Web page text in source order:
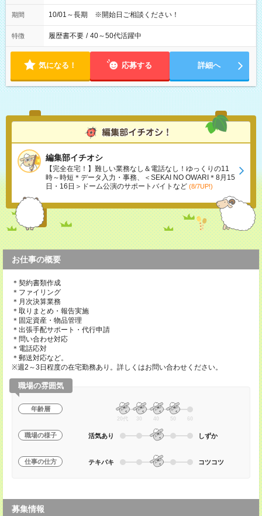
期間 10/01～長期 ※開始日ご相談ください！
特徴 履歴書不要 / 40～50代活躍中
気になる！ 応募する 詳細へ
編集部イチオシ
【完全在宅！】難しい業務なし＆電話なし！ゆっくりの11
時～時短＊データ入力・事務、＜SEKAI NO OWARI＊8月15
日・16日＞ドーム公演のサポートバイトなど (8/7UP!)
お仕事の概要
＊契約書類作成
＊ファイリング
＊月次決算業務
＊取りまとめ・報告実施
＊固定資産・物品管理
＊出張手配サポート・代行申請
＊問い合わせ対応
＊電話応対
＊郵送対応など。
※週2～3日程度の在宅勤務あり。詳しくはお問い合わせください。
職場の雰囲気
年齢層
20代 30 40 50 60
職場の様子 活気あり しずか
仕事の仕方 テキパキ コツコツ
募集情報